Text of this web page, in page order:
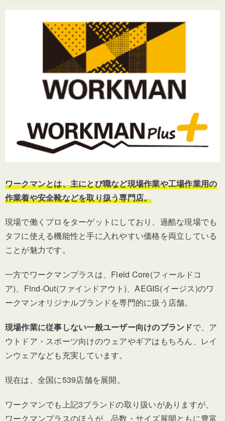
ワークマンとは、主にとび職など現場作業や工場作業用の
作業着や安全靴などを取り扱う専門店。
現場で働くプロをターゲットにしており、過酷な現場でも
タフに使える機能性と手に入れやすい価格を両立している
ことが魅力です。
一方でワークマンプラスは、Field Core(フィールドコ
ア)、Find-Out(ファインドアウト)、AEGIS(イージス)のワ
ークマンオリジナルブランドを専門的に扱う店舗。
現場作業に従事しない一般ユーザー向けのブランドで、ア
ウトドア・スポーツ向けのウェアやギアはもちろん、レイ
ンウェアなども充実しています。
現在は、全国に539店舗を展開。
ワークマンでも上記3ブランドの取り扱いがありますが、
ワークマンプラスのほうが、品数・サイズ展開ともに豊富